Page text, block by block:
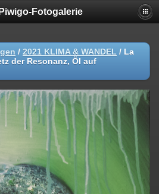
Fotogalerie
/ 2021 KLIMA & WANDEL / La
der Resonanz, Öl auf